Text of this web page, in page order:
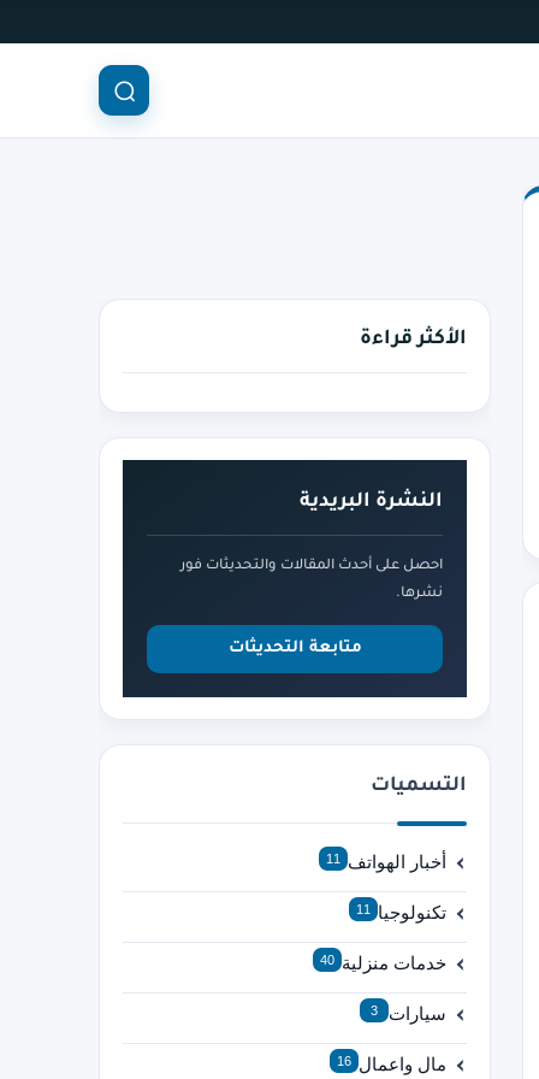
الأكثر قراءة
النشرة البريدية
احصل على أحدث المقالات والتحديثات فور
نشرها.
متابعة التحديثات
التسميات
أخبار الهواتف 11
تكنولوجيا 11
خدمات منزلية 40
سيارات 3
مال واعمال 16